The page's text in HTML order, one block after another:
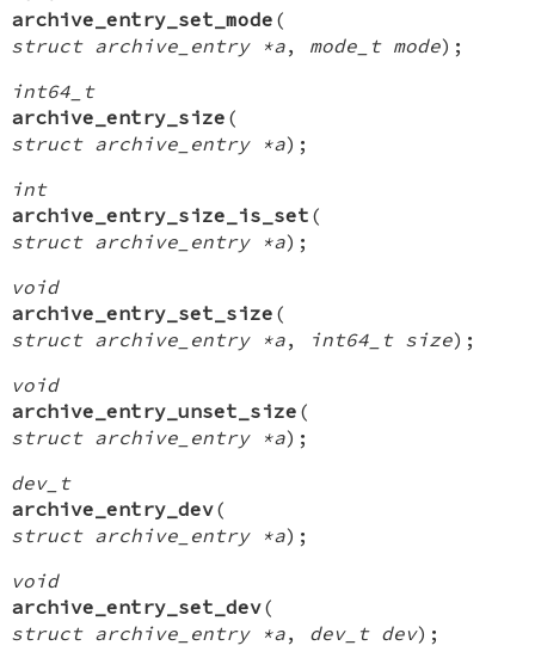
archive_entry_set_mode (
struct archive_entry *a, mode_t mode);
int64_t
archive_entry_size (
struct archive_entry *a);
int
archive_entry_size_is_set (
struct archive_entry *a);
void
archive_entry_set_size (
struct archive_entry *a, int64_t size);
void
archive_entry_unset_size (
struct archive_entry *a);
dev_t
archive_entry_dev(
struct archive_entry *a);
void
archive_entry_set_dev(
struct archive_entry *a, dev_t dev);